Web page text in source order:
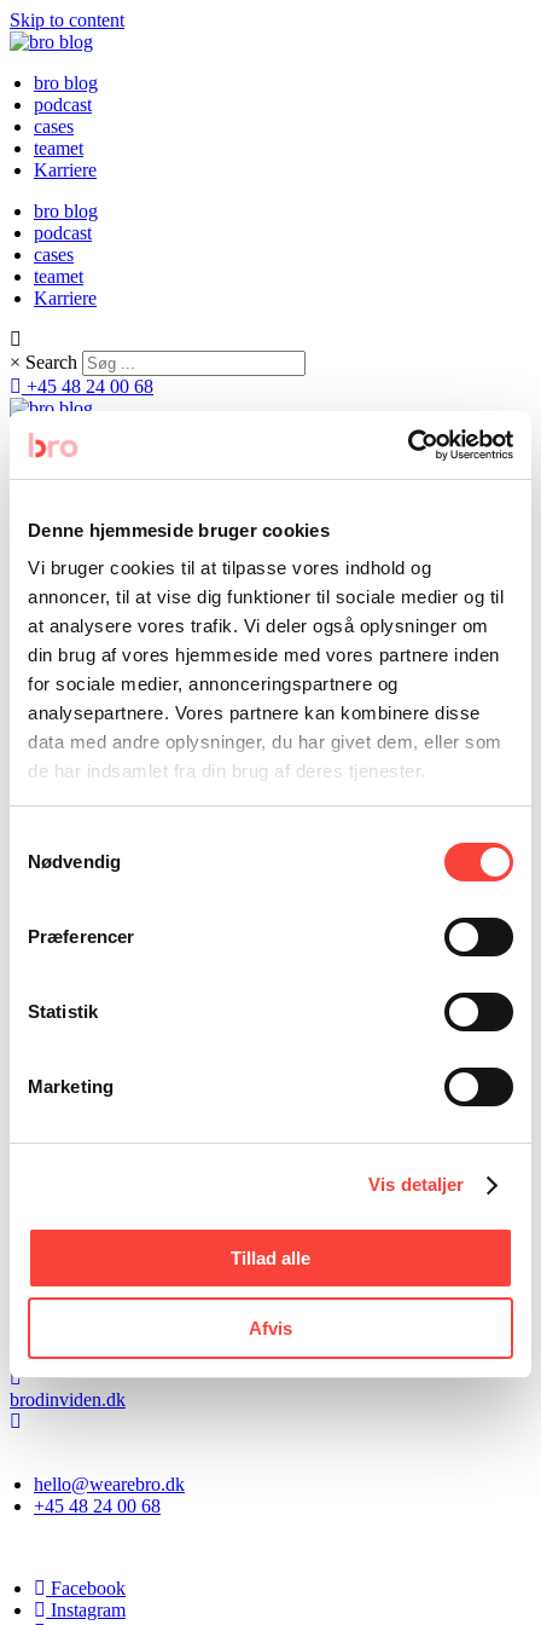
Denne hjemmeside bruger cookies
Vi bruger cookies til at tilpasse vores indhold og
annoncer, til at vise dig funktioner til sociale medier og til
at analysere vores trafik. Vi deler også oplysninger om
din brug af vores hjemmeside med vores partnere inden
for sociale medier, annonceringspartnere og
analysepartnere. Vores partnere kan kombinere disse
data med andre oplysninger, du har givet dem, eller som
de har indsamlet fra din brug af deres tjenester.
Nødvendig
Præferencer
Statistik
Marketing
Vis detaljer
Tillad alle
Afvis
Skip to content
bro blog
podcast
cases
teamet
Karriere
bro blog
podcast
cases
teamet
Karriere
× Search
+45 48 24 00 68
bro blog
Karriere
bro blog
podcast
cases
Karriere
Search
+45 48 24 00 68
Dorthe Vestergaard
Konsulent
krisehåndtering. Med en baggrund inden for strategisk
kommunikation og PR og en uddannelse fra Danmarks Medie- og
Dorthe er også en del af vores adfærds- og teamudviklingsindsatser,
forskellige målgrupper i spil.
Email Dorthe
+45 40 80 51 06
Om bro
Vi kombinerer kommunikation, organisationsudvikling og
adfærdsdesign. Vi undersøger, hvordan vi kan få mennesker til at
wearebro.dk
brodinviden.dk
hello@wearebro.dk
+45 48 24 00 68
Facebook
Instagram